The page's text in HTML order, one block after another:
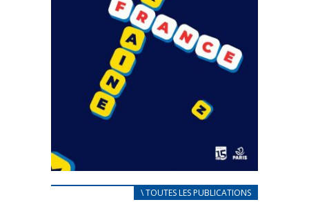
CARNET D’ACCUEIL\ TOUTES LES PUBLICATIONS